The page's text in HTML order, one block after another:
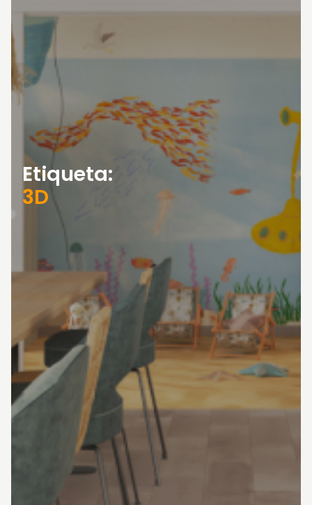
Etiqueta:
3D